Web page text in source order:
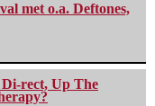
met o.a. Deftones,
rect, Up The